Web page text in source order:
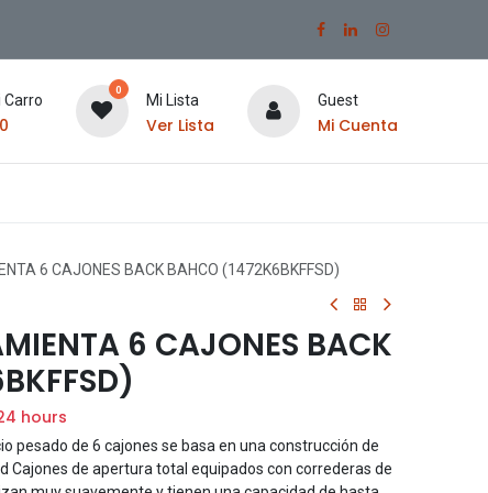
Carro
0
0
Mi Lista
Ver Lista
Guest
Mi Cuenta
6 CAJONES BACK BAHCO (1472K6BKFFSD)
6 CAJONES BACK
hours
pesado de 6 cajones se basa en una construcción de
Cajones de apertura total equipados con correderas de